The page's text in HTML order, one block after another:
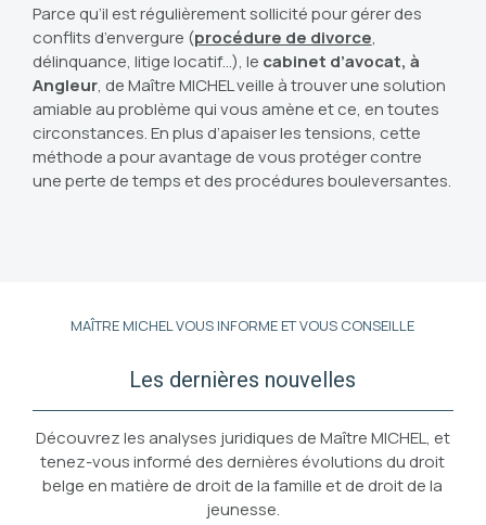
Parce qu’il est régulièrement sollicité pour gérer des
conflits d’envergure (procédure de divorce,
délinquance, litige locatif…), le cabinet d’avocat, à
Angleur, de Maître MICHEL veille à trouver une solution
amiable au problème qui vous amène et ce, en toutes
circonstances. En plus d’apaiser les tensions, cette
méthode a pour avantage de vous protéger contre
une perte de temps et des procédures bouleversantes.
MAÎTRE MICHEL VOUS INFORME ET VOUS CONSEILLE
Les dernières nouvelles
Découvrez les analyses juridiques de Maître MICHEL, et
tenez-vous informé des dernières évolutions du droit
belge en matière de droit de la famille et de droit de la
jeunesse.